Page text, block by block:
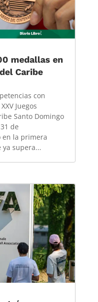
medallas en
Caribe
con
Juegos
Santo Domingo
de
en la primera
ya supera...